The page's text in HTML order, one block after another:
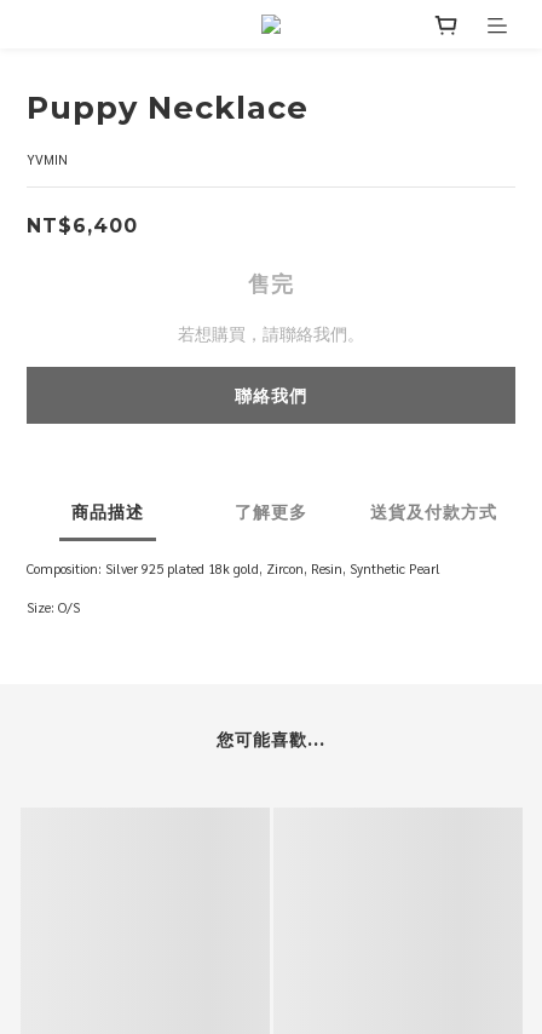
Puppy Necklace
YVMIN
NT$6,400
售完
若想購買，請聯絡我們。
聯絡我們
商品描述 了解更多 送貨及付款方式
Composition: Silver 925 plated 18k gold, Zircon, Resin, Synthetic Pearl
Size: O/S
您可能喜歡...